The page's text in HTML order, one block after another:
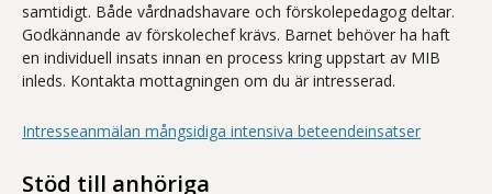
samtidigt. Både vårdnadshavare och förskolepedagog deltar.
Godkännande av förskolechef krävs. Barnet behöver ha haft
en individuell insats innan en process kring uppstart av MIB
inleds. Kontakta mottagningen om du är intresserad.
Intresseanmälan mångsidiga intensiva beteendeinsatser
Stöd till anhöriga